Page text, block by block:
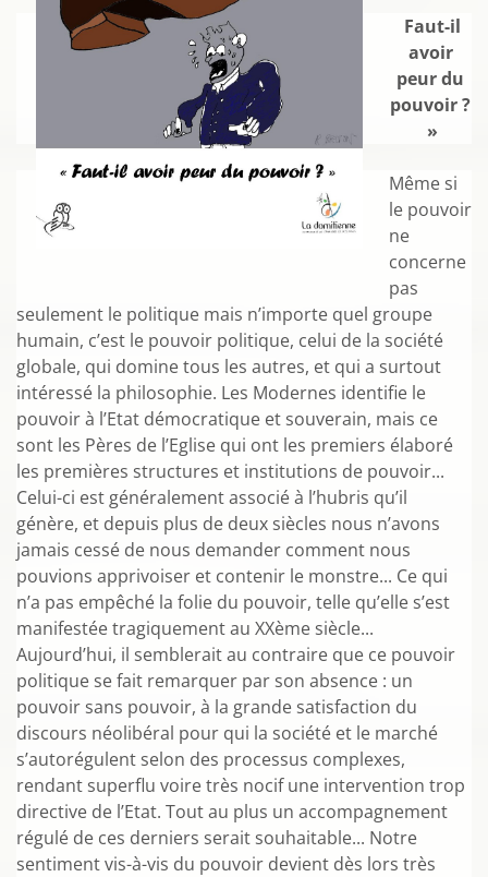
Faut-il
avoir
peur du
pouvoir ?
»
Même si
le pouvoir
ne
concerne
pas
seulement le politique mais n’importe quel groupe
humain, c’est le pouvoir politique, celui de la société
globale, qui domine tous les autres, et qui a surtout
intéressé la philosophie. Les Modernes identifie le
pouvoir à l’Etat démocratique et souverain, mais ce
sont les Pères de l’Eglise qui ont les premiers élaboré
les premières structures et institutions de pouvoir...
Celui-ci est généralement associé à l’hubris qu’il
génère, et depuis plus de deux siècles nous n’avons
jamais cessé de nous demander comment nous
pouvions apprivoiser et contenir le monstre... Ce qui
n’a pas empêché la folie du pouvoir, telle qu’elle s’est
manifestée tragiquement au XXème siècle...
Aujourd’hui, il semblerait au contraire que ce pouvoir
politique se fait remarquer par son absence : un
pouvoir sans pouvoir, à la grande satisfaction du
discours néolibéral pour qui la société et le marché
s’autorégulent selon des processus complexes,
rendant superflu voire très nocif une intervention trop
directive de l’Etat. Tout au plus un accompagnement
régulé de ces derniers serait souhaitable... Notre
sentiment vis-à-vis du pouvoir devient dès lors très